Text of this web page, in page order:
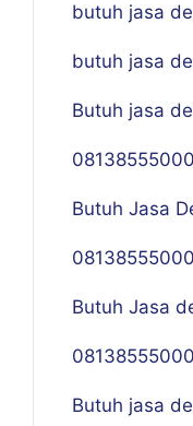
butuh jasa
butuh jasa
Butuh jasa
Butuh Jasa
Butuh Jasa
Butuh jasa